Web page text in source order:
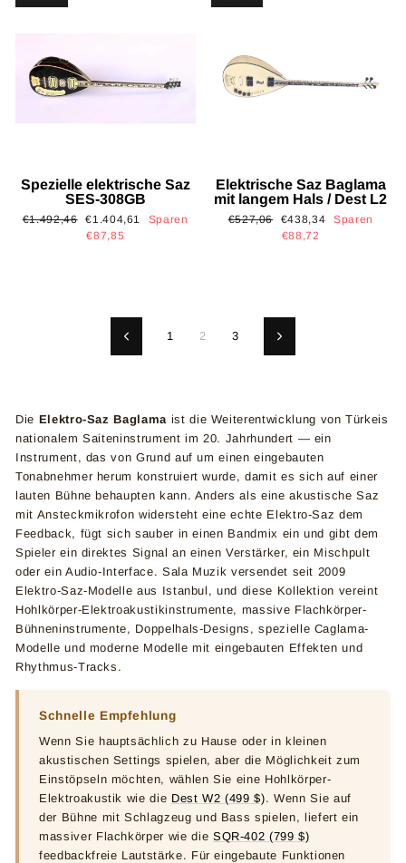
Spezielle elektrische Saz
SES-308GB
Normaler
€1.492,46 Sonderpreis
€1.404,61
Sparen
€87,85
Elektrische Saz Baglama
mit langem Hals / Dest L2
Normaler
€527,06 Sonderpreis
€438,34
Sparen
€88,72
Zurück 1 2 3 Vorwärts
Die Elektro-Saz Baglama ist die Weiterentwicklung von Türkeis
nationalem Saiteninstrument im 20. Jahrhundert — ein
Instrument, das von Grund auf um einen eingebauten
Tonabnehmer herum konstruiert wurde, damit es sich auf einer
lauten Bühne behaupten kann. Anders als eine akustische Saz
mit Ansteckmikrofon widersteht eine echte Elektro-Saz dem
Feedback, fügt sich sauber in einen Bandmix ein und gibt dem
Spieler ein direktes Signal an einen Verstärker, ein Mischpult
oder ein Audio-Interface. Sala Muzik versendet seit 2009
Elektro-Saz-Modelle aus Istanbul, und diese Kollektion vereint
Hohlkörper-Elektroakustikinstrumente, massive Flachkörper-
Bühneninstrumente, Doppelhals-Designs, spezielle Caglama-
Modelle und moderne Modelle mit eingebauten Effekten und
Rhythmus-Tracks.
Schnelle Empfehlung
Wenn Sie hauptsächlich zu Hause oder in kleinen
akustischen Settings spielen, aber die Möglichkeit zum
Einstöpseln möchten, wählen Sie eine Hohlkörper-
Elektroakustik wie die Dest W2 (499 $). Wenn Sie auf
der Bühne mit Schlagzeug und Bass spielen, liefert ein
massiver Flachkörper wie die SQR-402 (799 $)
feedbackfreie Lautstärke. Für eingebaute Funktionen